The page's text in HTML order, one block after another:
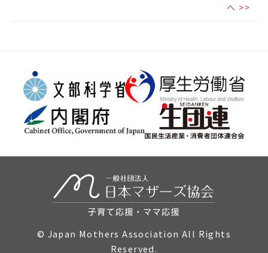
へ >>
© Japan Mothers Association All Rights
Reserved.